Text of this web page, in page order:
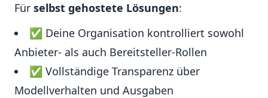
Für selbst gehostete Lösungen:
✅ Deine Organisation kontrolliert sowohl
Anbieter- als auch Bereitsteller-Rollen
✅ Vollständige Transparenz über
Modellverhalten und Ausgaben